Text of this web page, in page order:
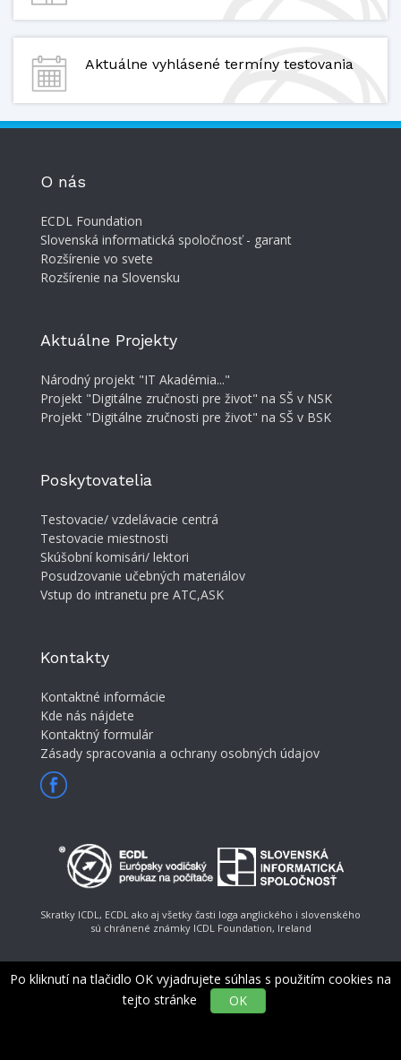
Po kliknutí na tlačidlo OK vyjadrujete súhlas s použitím cookies na
tejto stránke
OK
Aktuálne vyhlásené termíny testovania
O nás
ECDL Foundation
Slovenská informatická spoločnosť - garant
Rozšírenie vo svete
Rozšírenie na Slovensku
Aktuálne Projekty
Národný projekt "IT Akadémia..."
Projekt "Digitálne zručnosti pre život" na SŠ v NSK
Projekt "Digitálne zručnosti pre život" na SŠ v BSK
Poskytovatelia
Testovacie/ vzdelávacie centrá
Testovacie miestnosti
Skúšobní komisári/ lektori
Posudzovanie učebných materiálov
Vstup do intranetu pre ATC,ASK
Kontakty
Kontaktné informácie
Kde nás nájdete
Kontaktný formulár
Zásady spracovania a ochrany osobných údajov
Skratky ICDL, ECDL ako aj všetky časti loga anglického i slovenského
sú chránené známky ICDL Foundation, Ireland
© Slovenská informatická spoločnosť, e-mail: